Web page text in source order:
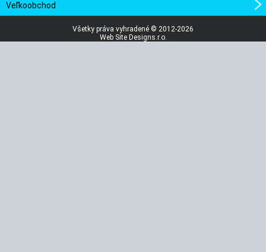
Veľkoobchod
Všetky práva vyhradené © 2012-2026
Web Site Designs.r.o.